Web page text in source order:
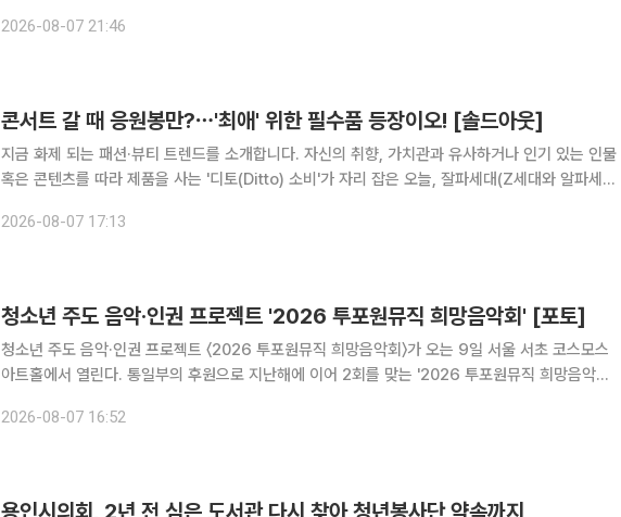
벌’이 현재 극심한 가뭄에도 강행되는 것에 대해 심히 걱정
2026-08-07 21:46
콘서트 갈 때 응원봉만?⋯'최애' 위한 필수품 등장이오! [솔드아웃]
지금 화제 되는 패션·뷰티 트렌드를 소개합니다. 자신의 취향, 가치관과 유사하거나 인기 있는 인물
혹은 콘텐츠를 따라 제품을 사는 '디토(Ditto) 소비'가 자리 잡은 오늘, 잘파세대(Z세대와 알파세대
나 눈에 띄는 게 있습니다. 공연이 시작되기도 전부터 무
2026-08-07 17:13
청소년 주도 음악·인권 프로젝트 '2026 투포원뮤직 희망음악회' [포토]
청소년 주도 음악·인권 프로젝트 〈2026 투포원뮤직 희망음악회〉가 오는 9일 서울 서초 코스모스
아트홀에서 열린다. 통일부의 후원으로 지난해에 이어 2회를 맞는 '2026 투포원뮤직 희망음악
2026-08-07 16:52